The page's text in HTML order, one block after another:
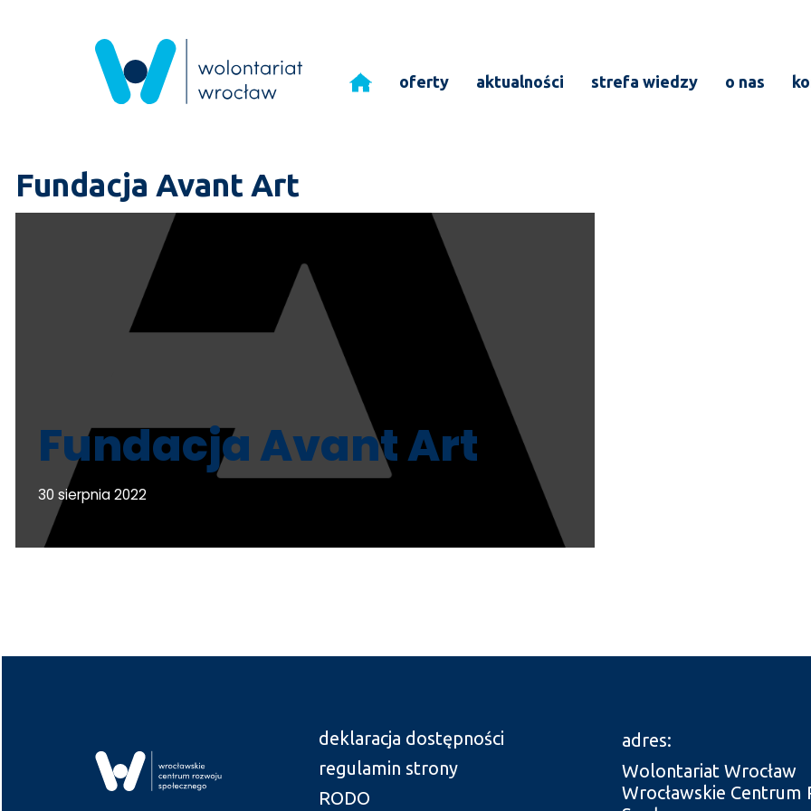
oferty aktualności strefa wiedzy o nas
Fundacja Avant Art
Fundacja Avant Art
30 sierpnia 2022
deklaracja dostępności
regulamin strony
RODO
adres:
Wolontariat Wrocław
Wrocławskie Centrum